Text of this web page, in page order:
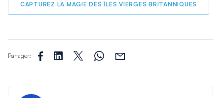
CAPTUREZ LA MAGIE DES ÎLES VIERGES BRITANNIQUES
Partager: